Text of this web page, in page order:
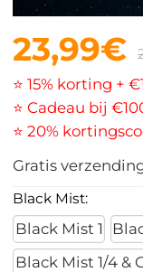
23,99€
⭐ 15% korting +
⭐ Cadeau bij
⭐ 20%
Gratis
Black Mist:
Black Mist 1
Black Mist 1/4 &